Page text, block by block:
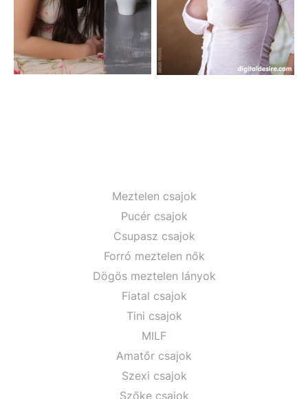
Meztelen csajok
Pucér csajok
Csupasz csajok
Forró meztelen nők
Dögös meztelen lányok
Fiatal csajok
Tini csajok
MILF
Amatőr csajok
Szexi csajok
Szőke csajok